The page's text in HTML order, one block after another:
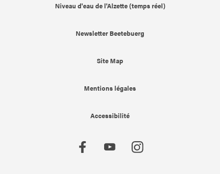
Niveau d'eau de l'Alzette (temps réel)
Newsletter Beetebuerg
Site Map
Mentions légales
Accessibilité